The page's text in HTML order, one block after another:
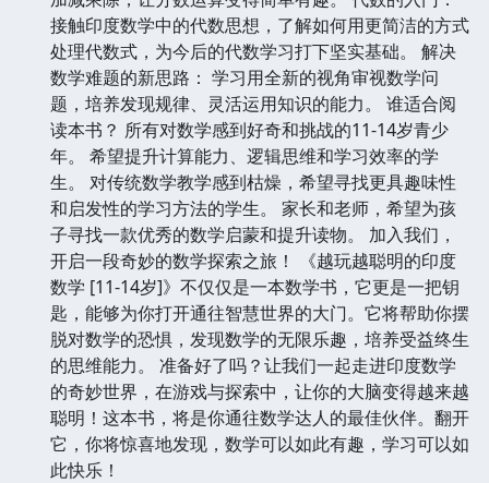
接触印度数学中的代数思想，了解如何用更简洁的方式
处理代数式，为今后的代数学习打下坚实基础。 解决
数学难题的新思路： 学习用全新的视角审视数学问
题，培养发现规律、灵活运用知识的能力。 谁适合阅
读本书？ 所有对数学感到好奇和挑战的11-14岁青少
年。 希望提升计算能力、逻辑思维和学习效率的学
生。 对传统数学教学感到枯燥，希望寻找更具趣味性
和启发性的学习方法的学生。 家长和老师，希望为孩
子寻找一款优秀的数学启蒙和提升读物。 加入我们，
开启一段奇妙的数学探索之旅！ 《越玩越聪明的印度
数学 [11-14岁]》不仅仅是一本数学书，它更是一把钥
匙，能够为你打开通往智慧世界的大门。它将帮助你摆
脱对数学的恐惧，发现数学的无限乐趣，培养受益终生
的思维能力。 准备好了吗？让我们一起走进印度数学
的奇妙世界，在游戏与探索中，让你的大脑变得越来越
聪明！这本书，将是你通往数学达人的最佳伙伴。翻开
它，你将惊喜地发现，数学可以如此有趣，学习可以如
此快乐！